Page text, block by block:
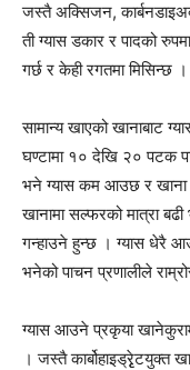
जस्तै अक्सिजन,
ती ग्यास डकार र पादको
गर्छ र केही रगतमा मिसिन्छ ।
सामान्य खाएको खानाबाट
घण्टामा १० देखि २० पटक
भने ग्यास कम आउछ र खाना
खानामा सल्फरको मात्रा
गन्हाउने हुन्छ । ग्यास धेरै
भनेको पाचन प्रणालीले
ग्यास आउने प्रकृया
। जस्तै कार्बोहाइड्रृेृटयुक्त